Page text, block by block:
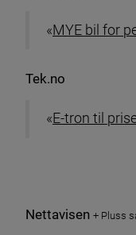
«MYE bil for
Tek.no
«E-tron til
Nettavisen + Pluss